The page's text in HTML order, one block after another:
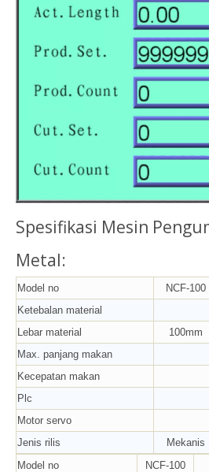
Spesifikasi Mesin
Metal:
Model no NCF-100
Ketebalan material
Lebar material
100mm
Max. panjang makan
Kecepatan makan
Plc
Motor servo
Jenis rilis
Mekanis
Model no
NCF-100